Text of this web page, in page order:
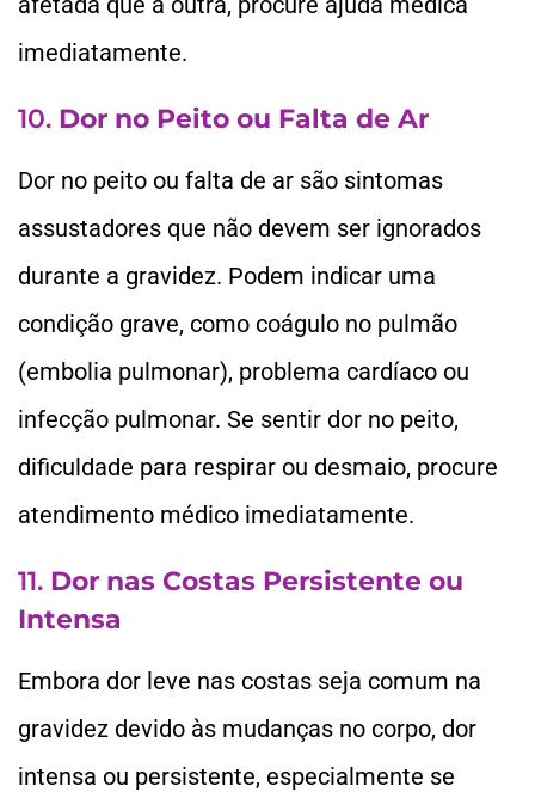
imediatamente.
10. Dor no Peito ou Falta de Ar
Dor no peito ou falta de ar são sintomas
assustadores que não devem ser ignorados
durante a gravidez. Podem indicar uma
condição grave, como coágulo no pulmão
(embolia pulmonar), problema cardíaco ou
infecção pulmonar. Se sentir dor no peito,
dificuldade para respirar ou desmaio, procure
atendimento médico imediatamente.
11. Dor nas Costas Persistente ou
Intensa
Embora dor leve nas costas seja comum na
gravidez devido às mudanças no corpo, dor
intensa ou persistente, especialmente se